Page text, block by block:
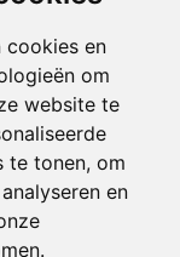
cookies en
om
website te
te tonen, om
en
- 17.00